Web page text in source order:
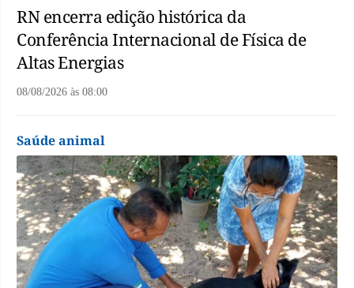
RN encerra edição histórica da
Conferência Internacional de Física de
Altas Energias
08/08/2026 às 08:00
Saúde animal